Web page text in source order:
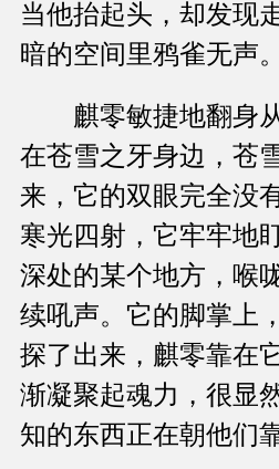
当他抬起头，却发现
暗的空间里鸦雀无声。
麒零敏捷地翻身从
在苍雪之牙身边，苍
来，它的双眼完全没
寒光四射，它牢牢地
深处的某个地方，喉
续吼声。它的脚掌上
探了出来，麒零靠在
渐凝聚起魂力，很显
知的东西正在朝他